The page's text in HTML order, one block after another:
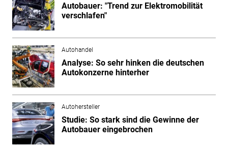
Autobauer: "Trend zur Elektromobilität
verschlafen"
Autohandel
Analyse: So sehr hinken die deutschen
Autokonzerne hinterher
Autohersteller
Studie: So stark sind die Gewinne der
Autobauer eingebrochen